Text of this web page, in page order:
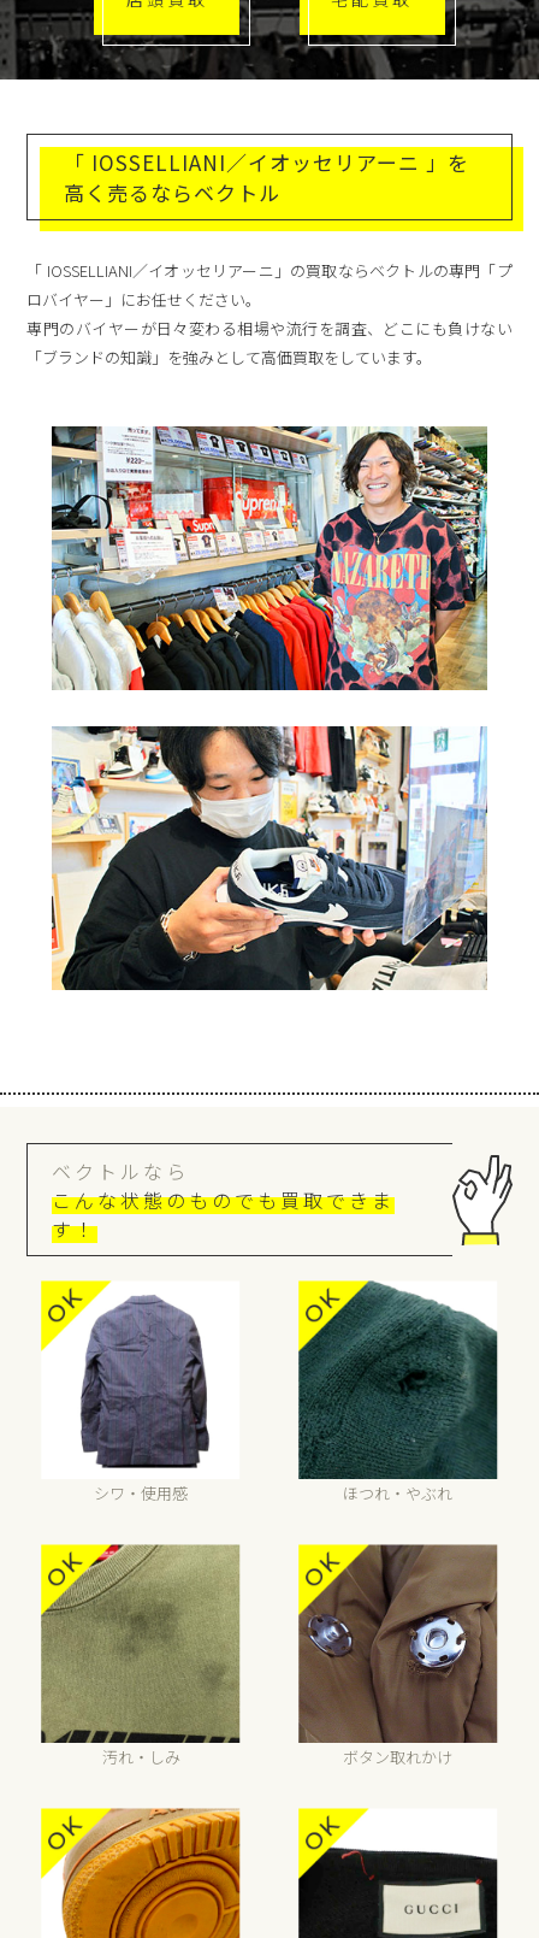
「 IOSSELLIANI／イオッセリアーニ 」を
高く売るならベクトル
「 IOSSELLIANI／イオッセリアーニ」の買取ならベクトルの専門「プ
ロバイヤー」にお任せください。
専門のバイヤーが日々変わる相場や流行を調査、どこにも負けない
「ブランドの知識」を強みとして高価買取をしています。
ベクトルなら
こんな状態のものでも買取できま
す！
シワ・使用感 ほつれ・やぶれ
汚れ・しみ ボタン取れかけ